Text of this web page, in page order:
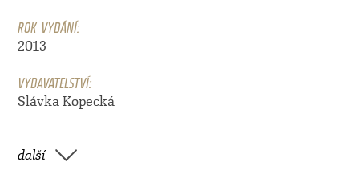
ROK VYDÁNÍ:
2013
VYDAVATELSTVÍ:
Slávka Kopecká
další